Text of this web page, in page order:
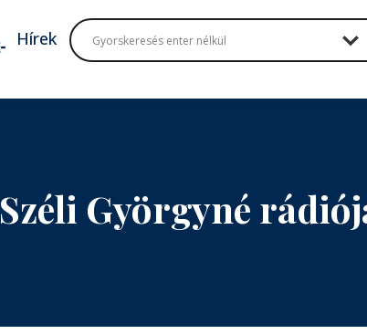
Hírek
Széli Györgyné